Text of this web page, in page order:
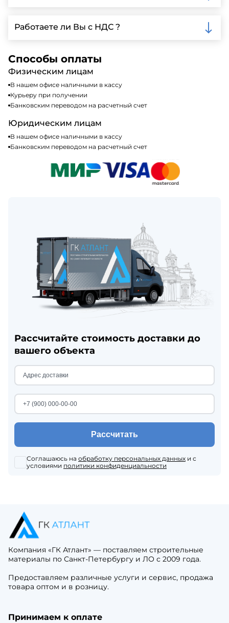
включая наличные, банковские переводы,
кредитные карты. Подробную информацию о
Работаете ли Вы с НДС ?
налогообложения, т.е с НДС 20%
Способы оплаты
Физическим лицам
В нашем офисе наличными в кассу
Курьеру при получении
Банковским переводом на расчетный счет
Юридическим лицам
В нашем офисе наличными в кассу
Банковским переводом на расчетный счет
Рассчитайте стоимость доставки до
вашего объекта
Рассчитать
Соглашаюсь на обработку персональных данных и с
условиями политики конфиденциальности
Компания «ГК Атлант» — поставляем строительные
материалы по Санкт-Петербургу и ЛО с 2009 года.
Предоставляем различные услуги и сервис, продажа
товара оптом и в розницу.
Принимаем к оплате